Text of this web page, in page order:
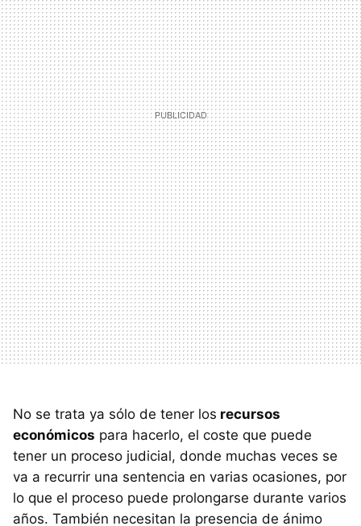
No se trata ya sólo de tener los recursos
económicos para hacerlo, el coste que puede
tener un proceso judicial, donde muchas veces se
va a recurrir una sentencia en varias ocasiones, por
lo que el proceso puede prolongarse durante varios
años. También necesitan la presencia de ánimo